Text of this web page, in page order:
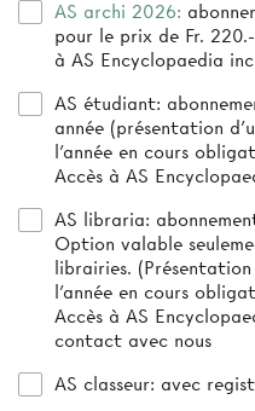
AS archi 2026:
pour le prix de Fr. 220.- (3-4 numéros par année) Accès
à AS Encyclopaedia
AS étudiant:
année (présentation
l’année en cours obligatoire) (4 numéros
Accès à AS
AS libraria:
Option valable
librairies.
l'année en cours obligatoire) (4 numéros
Accès à AS
contact avec nous
AS classeur: avec